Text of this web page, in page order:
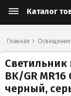
Каталог
Главная Освещение
Светильник
BK/GR
черный,